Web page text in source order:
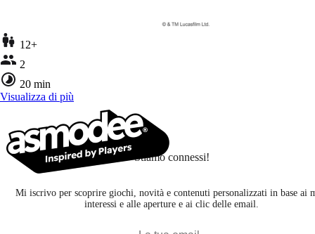
12+
2
20 min
Visualizza di più
Stiamo connessi!
Mi iscrivo per scoprire giochi, novità e contenuti personalizzati in base ai
interessi e alle aperture e ai clic delle email.